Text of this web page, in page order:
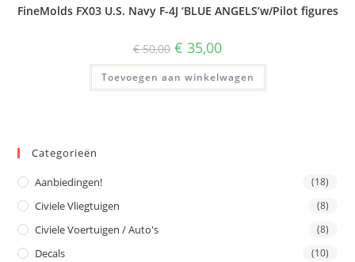
FineMolds FX03 U.S. Navy F-4J ‘BLUE ANGELS’w/Pilot figures
€50,00 Oorspronkelijke
prijs
was:
€ 50,00.
€ 35,00Huidige
is:
€ 35,00.
Toevoegen aan winkelwagen
Categorieën
Aanbiedingen! (18)
Civiele Vliegtuigen (8)
Civiele Voertuigen / Auto's (8)
Decals (10)